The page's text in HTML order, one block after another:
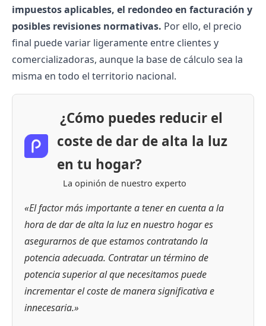
impuestos aplicables, el redondeo en facturación y
posibles revisiones normativas. Por ello, el precio
final puede variar ligeramente entre clientes y
comercializadoras, aunque la base de cálculo sea la
misma en todo el territorio nacional.
¿Cómo puedes reducir el
coste de dar de alta la luz
en tu hogar?
La opinión de nuestro experto
«El factor más importante a tener en cuenta a la
hora de dar de alta la luz en nuestro hogar es
asegurarnos de que estamos contratando la
potencia adecuada. Contratar un término de
potencia superior al que necesitamos puede
incrementar el coste de manera significativa e
innecesaria.»